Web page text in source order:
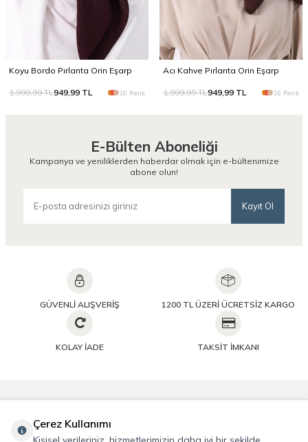
Koyu Bordo Pırlanta Orin Eşarp
1.999,99TL949,99 TL 16 Renk
Acı Kahve Pırlanta Orin Eşarp
1.999,99TL949,99 TL 16 Renk
E-Bülten Aboneliği
Kampanya ve yeniliklerden haberdar olmak için e-bültenimize
abone olun!
Kayıt Ol
GÜVENLİ ALIŞVERİŞ 1200 TL ÜZERİ ÜCRETSİZ KARGO
KOLAY İADE TAKSİT İMKANI
Çerez Kullanımı